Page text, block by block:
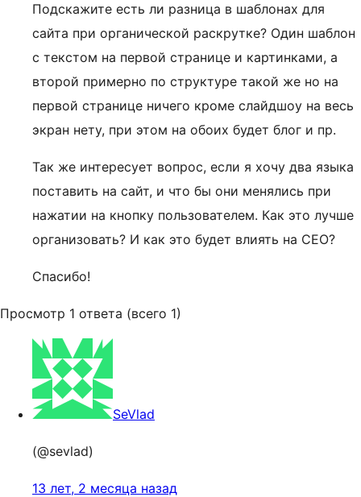
Подскажите есть ли разница в шаблонах для
сайта при органической раскрутке? Один шаблон
с текстом на первой странице и картинками, а
второй примерно по структуре такой же но на
первой странице ничего кроме слайдшоу на весь
экран нету, при этом на обоих будет блог и пр.
Так же интересует вопрос, если я хочу два языка
поставить на сайт, и что бы они менялись при
нажатии на кнопку пользователем. Как это лучше
организовать? И как это будет влиять на СЕО?
Спасибо!
Просмотр 1 ответа (всего 1)
SeVlad
(@sevlad)
13 лет, 2 месяца назад